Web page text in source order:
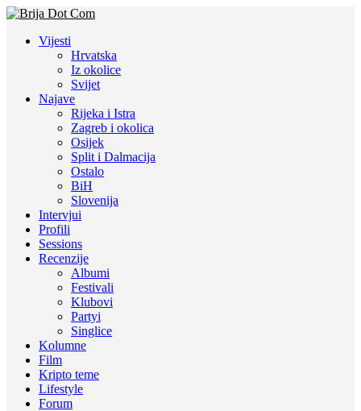
Vijesti
Hrvatska
Iz okolice
Svijet
Najave
Rijeka i Istra
Zagreb i okolica
Osijek
Split i Dalmacija
Ostalo
BiH
Slovenija
Intervjui
Profili
Sessions
Recenzije
Albumi
Festivali
Klubovi
Partyi
Singlice
Kolumne
Film
Kripto teme
Lifestyle
Forum